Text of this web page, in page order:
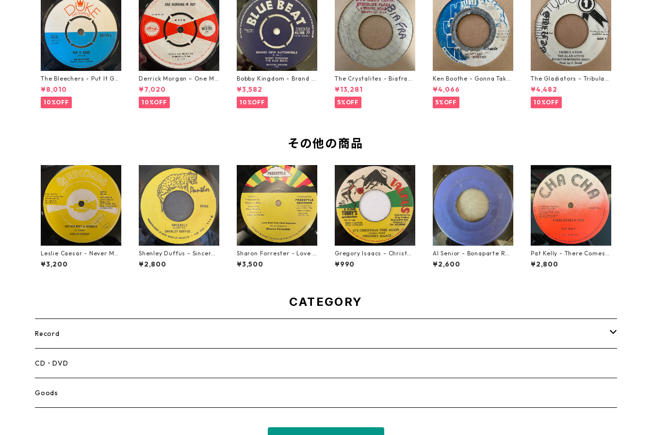
The Bleechers - Put It Go
od 【7-21637】
¥8,010
10%OFF
Derrick Morgan – One Mo
rning In May【7-21653】
¥7,020
10%OFF
Bobby Kingdom - Brand N
ew Automobile【7-2088
9】
¥3,582
10%OFF
The Crystalites - Biafra
【7-21293】
¥13,281
5%OFF
Ken Boothe - Gonna Take
A Miracle【7-21362】
¥4,066
5%OFF
The Gladiators - Tribulati
on【7-21365】
¥4,482
10%OFF
その他の商品
Leslie Caesar - Never Met
A Woman【12-50067】
¥3,200
Shenley Duffus - Sincerel
y【7-22021】
¥2,800
Sharon Forrester - Love D
on't Live Here Anymore
【12-50068】
¥3,500
Gregory Isaacs - Christm
as Time Once Again【7-2
0589】
¥990
Al Senior - Bonaparte Ret
reat【7-21861】
¥2,600
Pat Kelly - There Comes A
Time【12-50057】
¥2,800
CATEGORY
Record
Mento,Calypso,Ballad
Ska
CD・DVD
Goods